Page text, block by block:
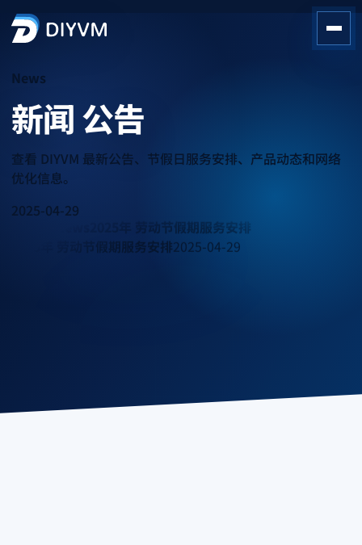
News
新闻公告
查看 DIYVM 最新公告、节假日服务安排、产品动态和网络
优化信息。
2025-04-29
2025年 劳动节假期服务安排
2025年 劳动节假期服务安排2025-04-29